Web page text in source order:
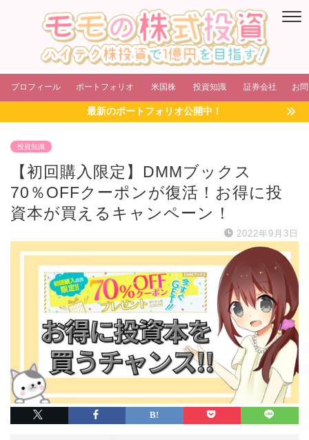
プロフィール ポートフォリオ 米国株 投資知識 証券会社 お
最新のポートフォリオ公開中！
投資知識
【初回購入限定】DMMブックス
70％OFFクーポンが復活！お得に投
資本が買えるキャンペーン！
2022年9月3日